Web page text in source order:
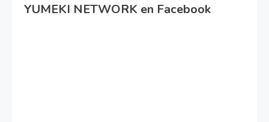
YUMEKI NETWORK en Facebook